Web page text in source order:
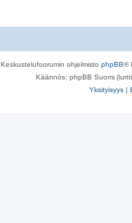
Keskustelufoorumin ohjelmisto phpBB®
Käännös: phpBB Suomi
Yksityisyys |